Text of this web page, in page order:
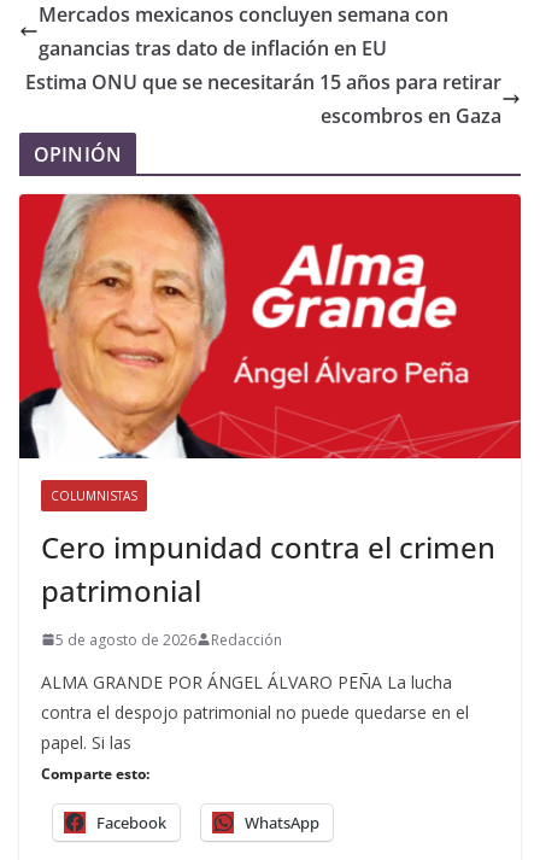
Mercados mexicanos concluyen semana con
ganancias tras dato de inflación en EU
Estima ONU que se necesitarán 15 años para retirar
escombros en Gaza
OPINIÓN
COLUMNISTAS
Cero impunidad contra el crimen
patrimonial
5 de agosto de 2026 Redacción
ALMA GRANDE POR ÁNGEL ÁLVARO PEÑA La lucha
contra el despojo patrimonial no puede quedarse en el
papel. Si las
Comparte esto:
Facebook WhatsApp